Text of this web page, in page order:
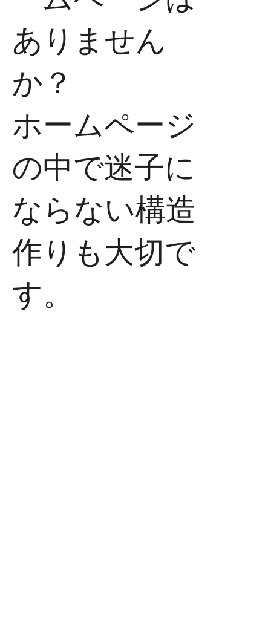
ありません
か？
​ホームページ
の中で迷子に
ならない構造
作りも大切で
す。